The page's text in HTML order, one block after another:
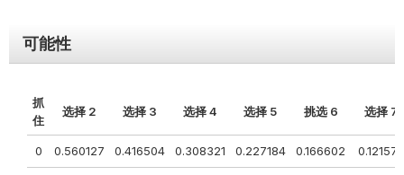
可能性
抓
住
选择 2 选择 3 选择 4 选择 5 挑选 6 选择 7
0 0.560127 0.416504 0.308321 0.227184 0.166602 0.121574